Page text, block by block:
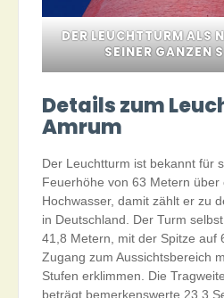
DER LEUCHTTURM ALS
SEINER GANZEN
Details zum
Amrum
Der Leuchtturm ist bekannt für
Feuerhöhe von 63 Metern über
Hochwasser, damit zählt er zu
in Deutschland. Der Turm
41,8 Metern, mit der Spitze auf
Zugang zum Aussichtsbereich
Stufen erklimmen. Die
beträgt bemerkenswerte 23,3